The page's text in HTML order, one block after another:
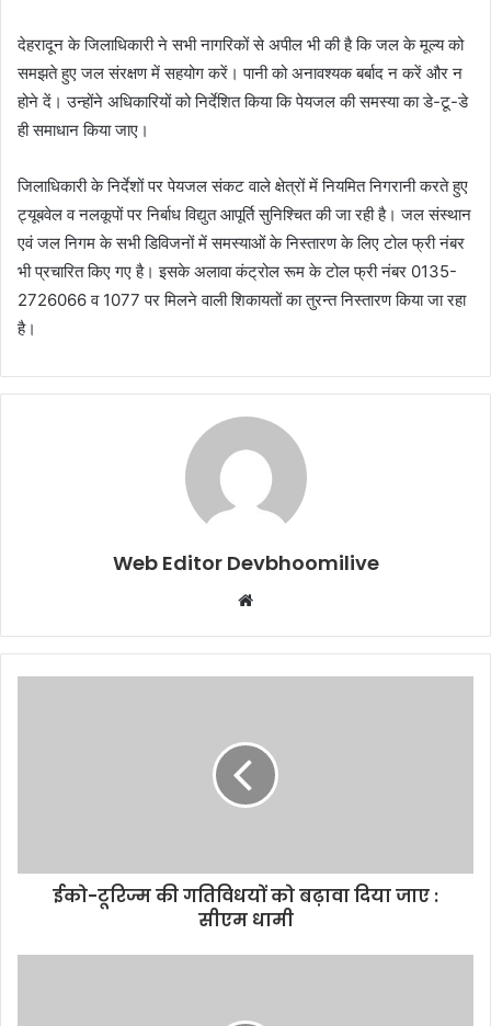
देहरादून के जिलाधिकारी ने सभी नागरिकों से अपील भी की है कि जल के मूल्य को
समझते हुए जल संरक्षण में सहयोग करें। पानी को अनावश्यक बर्बाद न करें और न
होने दें। उन्होंने अधिकारियों को निर्देशित किया कि पेयजल की समस्या का डे-टू-डे
ही समाधान किया जाए।
जिलाधिकारी के निर्देशों पर पेयजल संकट वाले क्षेत्रों में नियमित निगरानी करते हुए
ट्यूबवेल व नलकूपों पर निर्बाध विद्युत आपूर्ति सुनिश्चित की जा रही है। जल संस्थान
एवं जल निगम के सभी डिविजनों में समस्याओं के निस्तारण के लिए टोल फ्री नंबर
भी प्रचारित किए गए है। इसके अलावा कंट्रोल रूम के टोल फ्री नंबर 0135-
2726066 व 1077 पर मिलने वाली शिकायतों का तुरन्त निस्तारण किया जा रहा
है।
Web Editor Devbhoomilive
Website
ईको-टूरिज्म की गतिविधयों को बढ़ावा दिया जाए :
सीएम धामी